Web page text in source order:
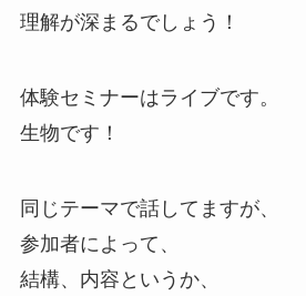
理解が深まるでしょう！
体験セミナーはライブです。
生物です！
同じテーマで話してますが、
参加者によって、
結構、内容というか、